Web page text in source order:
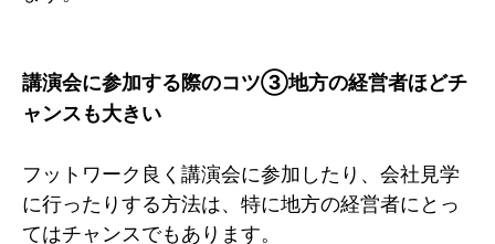
講演会に参加する際のコツ③地方の経営者ほどチ
ャンスも大きい
フットワーク良く講演会に参加したり、会社見学
に行ったりする方法は、特に地方の経営者にとっ
てはチャンスでもあります。